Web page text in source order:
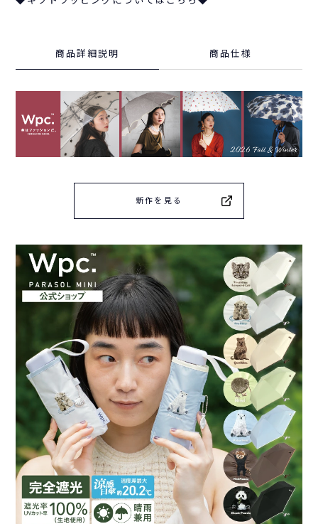
商品詳細説明 商品仕様
新作を見る